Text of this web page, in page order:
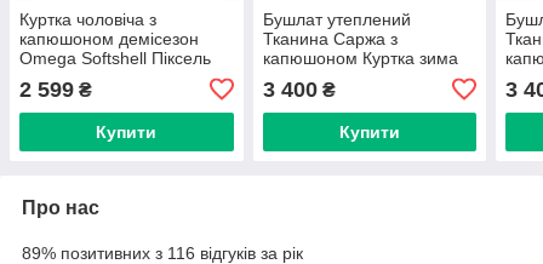
Куртка чоловіча з
капюшоном демісезон
Omega Softshell Піксель
2 599 ₴
Купити
Бушлат утеплений
Тканина Саржа з ​​
капюшоном Куртка зима
3 400₴
Купити
3
Про нас
89% позитивних з 116 відгуків за рік